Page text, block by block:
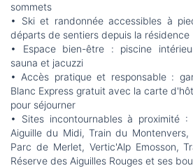
sommets
• Ski et randonnée accessibles à
départs de sentiers depuis la résidence
• Espace bien-être : piscine
sauna et jacuzzi
• Accès pratique et responsable :
Blanc Express gratuit avec la carte
pour séjourner
• Sites incontournables à proximité :
Aiguille du Midi, Train du
Parc de Merlet, Vertic'Alp Emosson,
Réserve des Aiguilles Rouges et ses